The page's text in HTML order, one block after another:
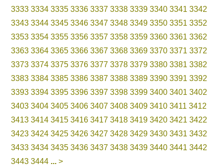
3333 3334 3335 3336 3337 3338 3339 3340 3341 3342
3343 3344 3345 3346 3347 3348 3349 3350 3351 3352
3353 3354 3355 3356 3357 3358 3359 3360 3361 3362
3363 3364 3365 3366 3367 3368 3369 3370 3371 3372
3373 3374 3375 3376 3377 3378 3379 3380 3381 3382
3383 3384 3385 3386 3387 3388 3389 3390 3391 3392
3393 3394 3395 3396 3397 3398 3399 3400 3401 3402
3403 3404 3405 3406 3407 3408 3409 3410 3411 3412
3413 3414 3415 3416 3417 3418 3419 3420 3421 3422
3423 3424 3425 3426 3427 3428 3429 3430 3431 3432
3433 3434 3435 3436 3437 3438 3439 3440 3441 3442
3443 3444 ... >